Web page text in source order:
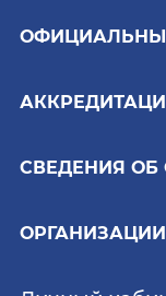
СВЕДЕНИЯ ОБ
ОРГАНИЗАЦИИ